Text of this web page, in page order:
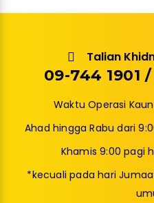
Your email address will
Talian
09-744 1901 /
Waktu Operasi
Ahad hingga Rabu dari
Khamis 9:00 pagi
*kecuali pada hari